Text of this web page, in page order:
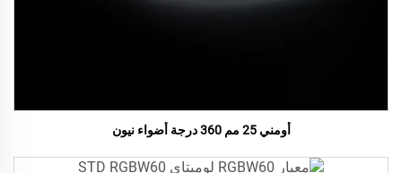
أومني 25 مم 360 درجة أضواء نيون